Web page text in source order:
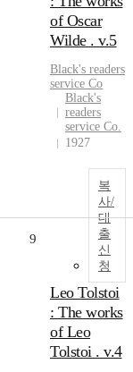
of Oscar
Wilde . v.5
Black's readers
service Co
Black's
readers
service Co.
1927
복
사/
대
출
신
청
9
Leo Tolstoi
: The works
of Leo
Tolstoi . v.4